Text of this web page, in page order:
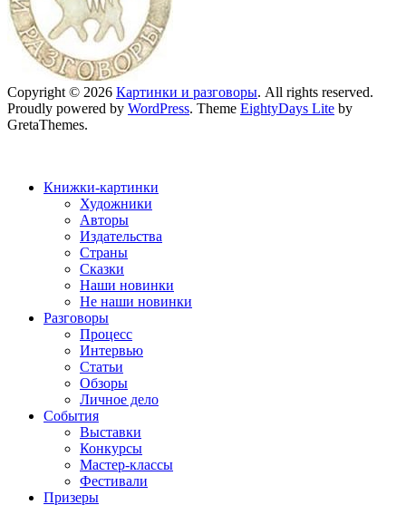
Copyright © 2026 Картинки и разговоры. All rights reserved.
Proudly powered by WordPress. Theme EightyDays Lite by
GretaThemes.
Книжки-картинки
Художники
Авторы
Издательства
Страны
Сказки
Наши новинки
Не наши новинки
Разговоры
Процесс
Интервью
Статьи
Обзоры
Личное дело
События
Выставки
Конкурсы
Мастер-классы
Фестивали
Призеры